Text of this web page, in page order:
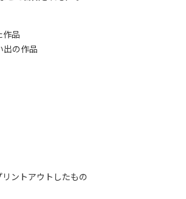
作品
出の作品
ントアウトしたもの